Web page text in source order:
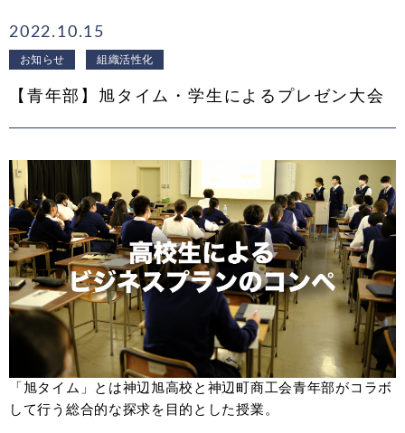
2022.10.15
お知らせ 組織活性化
【青年部】旭タイム・学生によるプレゼン大会
「旭タイム」とは神辺旭高校と神辺町商工会青年部がコラボ
して行う総合的な探求を目的とした授業。